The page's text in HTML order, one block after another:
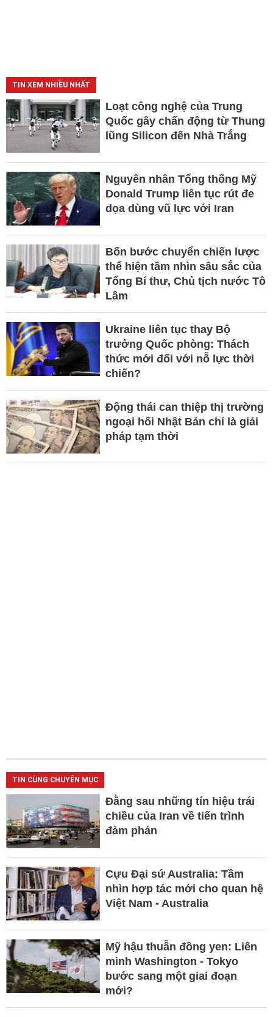
TIN XEM NHIỀU NHẤT
Loạt công nghệ của Trung
Quốc gây chấn động từ Thung
lũng Silicon đến Nhà Trắng
Nguyên nhân Tổng thống Mỹ
Donald Trump liên tục rút đe
dọa dùng vũ lực với Iran
Bốn bước chuyển chiến lược
thể hiện tầm nhìn sâu sắc của
Tổng Bí thư, Chủ tịch nước Tô
Lâm
Ukraine liên tục thay Bộ
trưởng Quốc phòng: Thách
thức mới đối với nỗ lực thời
chiến?
Động thái can thiệp thị trường
ngoại hối Nhật Bản chỉ là giải
pháp tạm thời
TIN CÙNG CHUYÊN MỤC
Đằng sau những tín hiệu trái
chiều của Iran về tiến trình
đàm phán
Cựu Đại sứ Australia: Tầm
nhìn hợp tác mới cho quan hệ
Việt Nam - Australia
Mỹ hậu thuẫn đồng yen: Liên
minh Washington - Tokyo
bước sang một giai đoạn
mới?